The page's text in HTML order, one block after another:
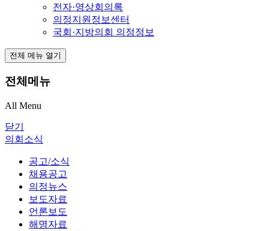
전자·영상회의록
의정지원정보센터
국회·지방의회 의정정보
전체 메뉴 열기
전체메뉴
All Menu
닫기
의회소식
공고/소식
채용공고
의정뉴스
보도자료
언론보도
해명자료